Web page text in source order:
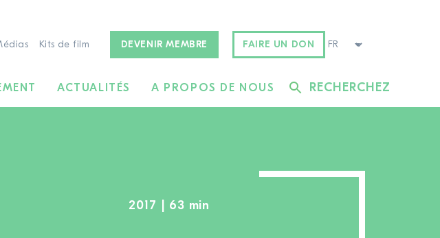
Kits de film DEVENIR MEMBRE FAIRE UN DON
ACTUALITÉS A PROPOS DE NOUS RECHERCHEZ
2017 | 63 min